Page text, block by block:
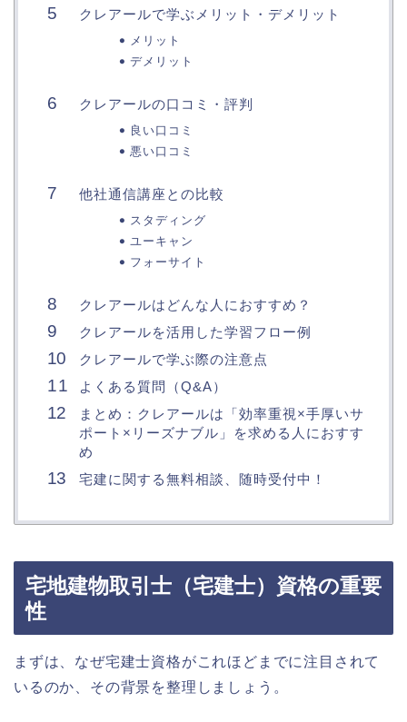
クレアールで学ぶメリット・デメリット
メリット
デメリット
クレアールの口コミ・評判
良い口コミ
悪い口コミ
他社通信講座との比較
スタディング
ユーキャン
フォーサイト
クレアールはどんな人におすすめ？
クレアールを活用した学習フロー例
クレアールで学ぶ際の注意点
よくある質問（Q&A）
まとめ：クレアールは「効率重視×手厚いサ
ポート×リーズナブル」を求める人におすす
め
宅建に関する無料相談、随時受付中！
宅地建物取引士（宅建士）資格の重要
性
まずは、なぜ宅建士資格がこれほどまでに注目されて
いるのか、その背景を整理しましょう。